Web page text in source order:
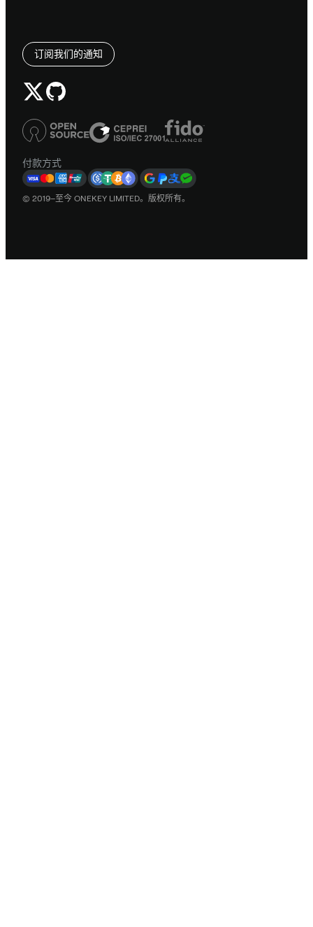
订阅我们的通知
付款方式
© 2019–至今 ONEKEY LIMITED。版权所有。